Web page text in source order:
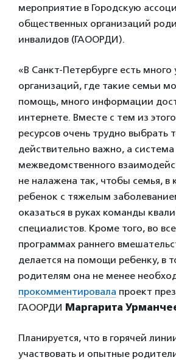
мероприятие в Городскую
общественных организаций
инвалидов (ГАООРДИ).
«В Санкт-Петербурге есть
организаций, где такие семьи
помощь, много информации
интернете. Вместе с тем из
ресурсов очень трудно выбрать
действительно важно, а система
межведомственного
не налажена так, чтобы семья, в
ребенок с тяжелым
оказаться в руках команды
специалистов. Кроме того, во
программах раннего
делается на помощи ребенку, в
родителям она не менее
прокомментировала проект
ГАООРДИ Маргарита
Планируется, что в горячей
участвовать и опытные